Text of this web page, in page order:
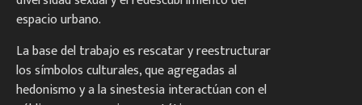
espacio urbano.
La base del trabajo es rescatar y reestructurar
los símbolos culturales, que agregadas al
hedonismo y a la sinestesia interactúan con el